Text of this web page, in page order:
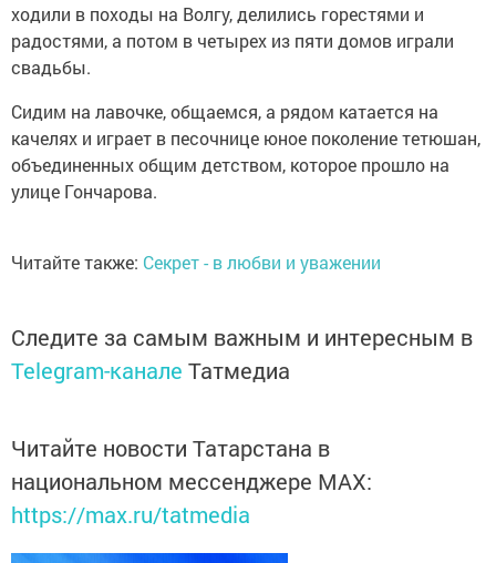
ходили в походы на Волгу, делились горестями и
радостями, а потом в четырех из пяти домов играли
свадьбы.
Сидим на лавочке, общаемся, а рядом катается на
качелях и играет в песочнице юное поколение тетюшан,
объединенных общим детством, которое прошло на
улице Гончарова.
Читайте также: Секрет - в любви и уважении
Следите за самым важным и интересным в
Telegram-канале Татмедиа
Читайте новости Татарстана в
национальном мессенджере MАХ:
https://max.ru/tatmedia